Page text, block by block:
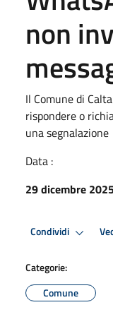
non
Il Comune di
rispondere o
una segnalazione
Data :
29 dicembre
Condividi
Categorie:
Comune